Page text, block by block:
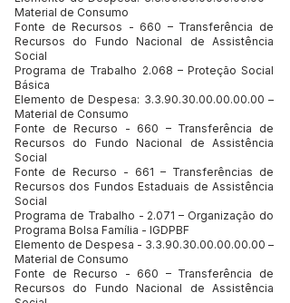
Material de Consumo
Fonte de Recursos - 660 – Transferência de
Recursos do Fundo Nacional de Assistência
Social
Programa de Trabalho 2.068 – Proteção Social
Básica
Elemento de Despesa: 3.3.90.30.00.00.00.00 –
Material de Consumo
Fonte de Recurso - 660 – Transferência de
Recursos do Fundo Nacional de Assistência
Social
Fonte de Recurso - 661 – Transferências de
Recursos dos Fundos Estaduais de Assistência
Social
Programa de Trabalho - 2.071 – Organização do
Programa Bolsa Família - IGDPBF
Elemento de Despesa - 3.3.90.30.00.00.00.00 –
Material de Consumo
Fonte de Recurso - 660 – Transferência de
Recursos do Fundo Nacional de Assistência